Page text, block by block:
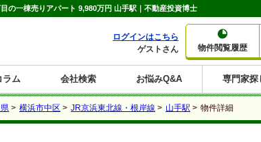
一棟売りアパート 9,980万円 山手駅｜不動産投資博士
物件閲覧履歴
ログインはこちら
ゲストさん
ラム
購入コラム
売却コラム
大家さんコラム
賃貸経営コラム
会社検索 お悩みQ&A 専門家探
> 横浜市中区 > JR京浜東北線・根岸線 > 山手駅 > 物件詳細